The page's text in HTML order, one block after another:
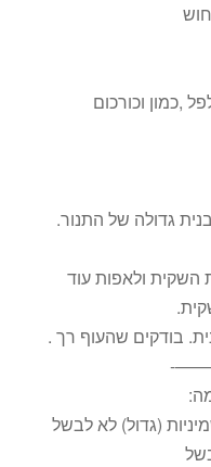
,כמון וכורכום
גדולה של התנור.
את השקית ולאפות עוד
בודקים שהעוף רך .